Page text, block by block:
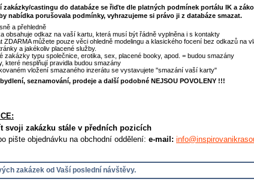
zakázky/castingu do databáze se řiďte dle platných podmínek portálu IK a
nabídka porušovala podmínky, vyhrazujeme si právo ji z databáze smazat.
a přehledně
obsahuje odkaz na vaší kartu, která musí být řádně vyplněna i s kontakty
ZDARMA můžete pouze věci ohledně modelingu a klasického focení bez odkazů na
a jakékoliv placené služby.
zakázky typu společnice, erotika, sex, placené booky, apod. = budou smazány
které nesplňují pravidla budou smazány
vložení smazaného inzerátu se vystavujete "smazání vaší karty"
seznamování, prodeje a další podobné NEJSOU POVOLENY !!!
svoji zakázku stále v předních pozicích
pište objednávku na obchodní oddělení: e-mail:
zakázek od Vaší poslední návštěvy.